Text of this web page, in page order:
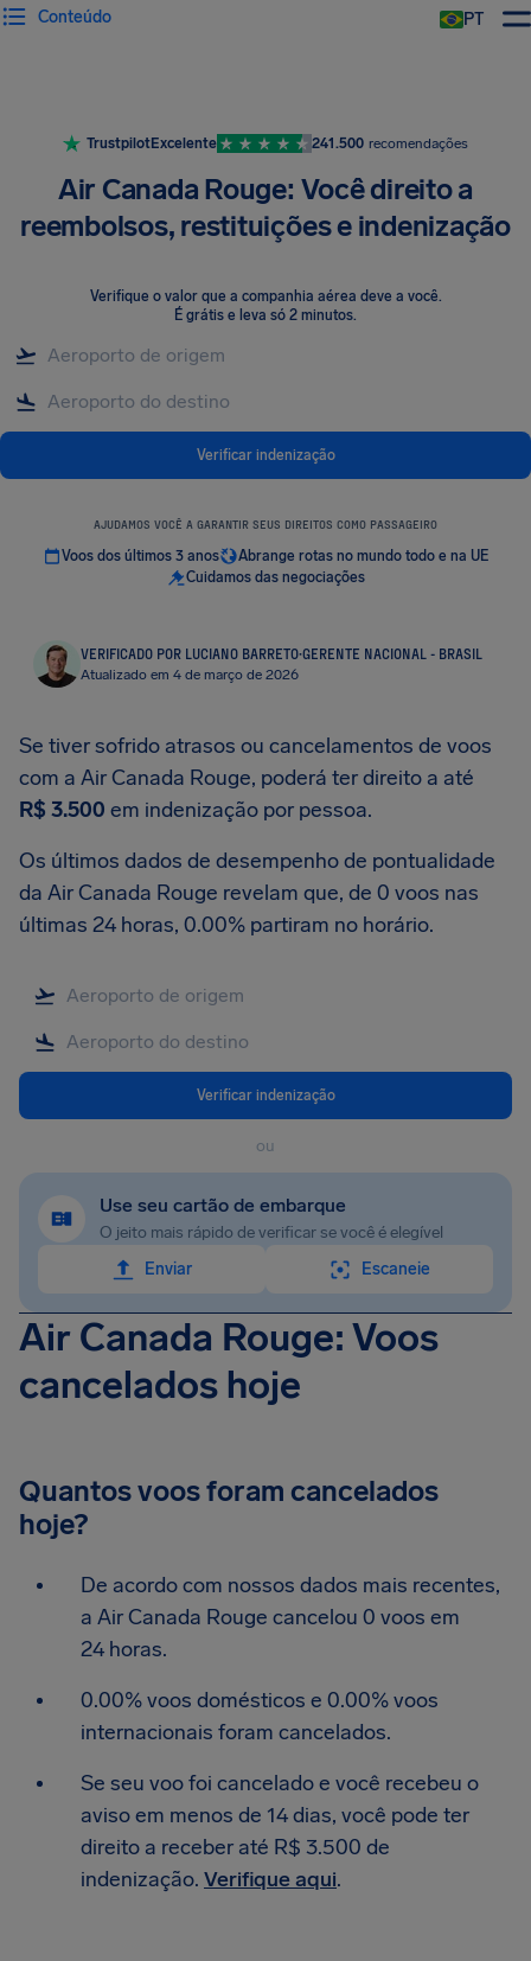
PT
Conteúdo
TrustpilotExcelente 241.500 recomendações
Air Canada Rouge: Você direito a
reembolsos, restituições e indenização
Verifique o valor que a companhia aérea deve a você.
É grátis e leva só 2 minutos.
Verificar indenização
AJUDAMOS VOCÊ A GARANTIR SEUS DIREITOS COMO PASSAGEIRO
Voos dos últimos 3 anos
Abrange rotas no mundo todo e na UE
Cuidamos das negociações
VERIFICADO POR LUCIANO BARRETO·GERENTE NACIONAL - BRASIL
Atualizado em 4 de março de 2026
Se tiver sofrido atrasos ou cancelamentos de voos
com a Air Canada Rouge, poderá ter direito a até
R$ 3.500 em indenização por pessoa.
Os últimos dados de desempenho de pontualidade
da Air Canada Rouge revelam que, de 0 voos nas
últimas 24 horas, 0.00% partiram no horário.
Verificar indenização
ou
Use seu cartão de embarque
O jeito mais rápido de verificar se você é elegível
Enviar
Escaneie
Air Canada Rouge: Voos
cancelados hoje
Quantos voos foram cancelados
hoje?
De acordo com nossos dados mais recentes,
a Air Canada Rouge cancelou 0 voos em
24 horas.
0.00% voos domésticos e 0.00% voos
internacionais foram cancelados.
Se seu voo foi cancelado e você recebeu o
aviso em menos de 14 dias, você pode ter
direito a receber até R$ 3.500 de
indenização. Verifique aqui.